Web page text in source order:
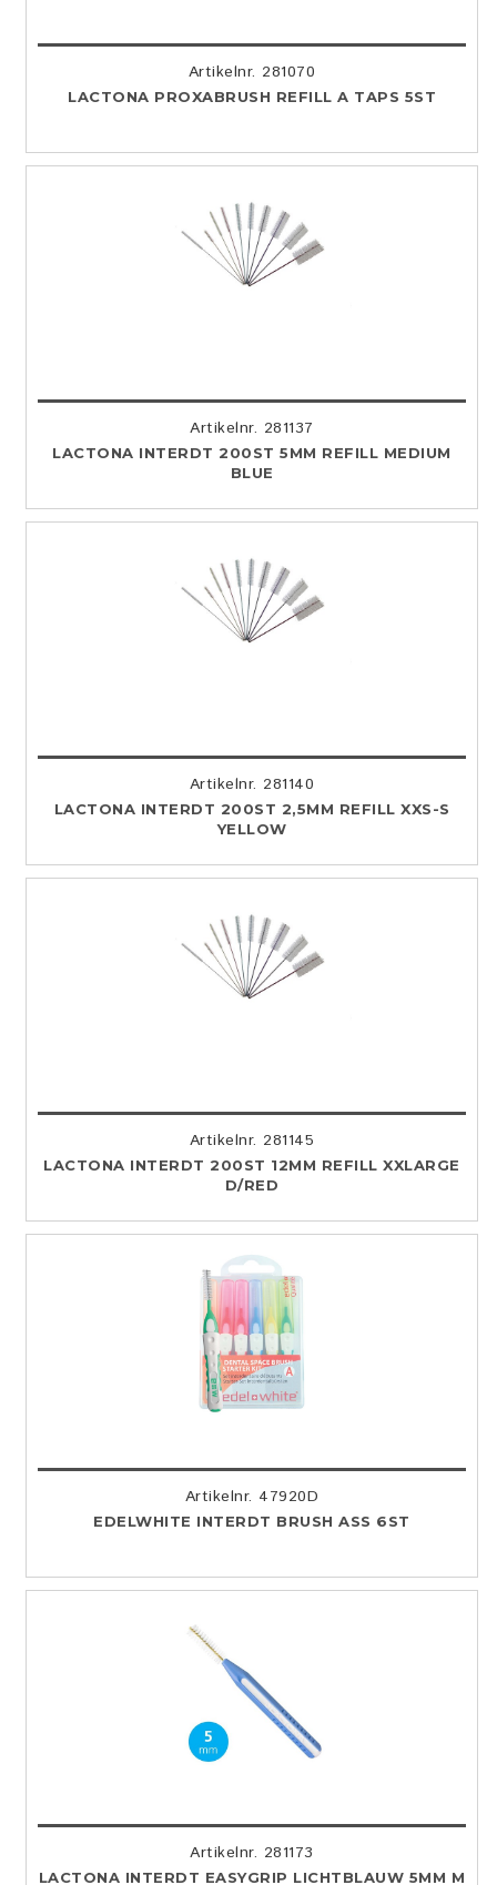
Artikelnr. 281070
LACTONA PROXABRUSH REFILL A TAPS 5ST
Artikelnr. 281137
LACTONA INTERDT 200ST 5MM REFILL MEDIUM
BLUE
Artikelnr. 281140
LACTONA INTERDT 200ST 2,5MM REFILL XXS-S
YELLOW
Artikelnr. 281145
LACTONA INTERDT 200ST 12MM REFILL XXLARGE
D/RED
Artikelnr. 47920D
EDELWHITE INTERDT BRUSH ASS 6ST
Artikelnr. 281173
LACTONA INTERDT EASYGRIP LICHTBLAUW 5MM M